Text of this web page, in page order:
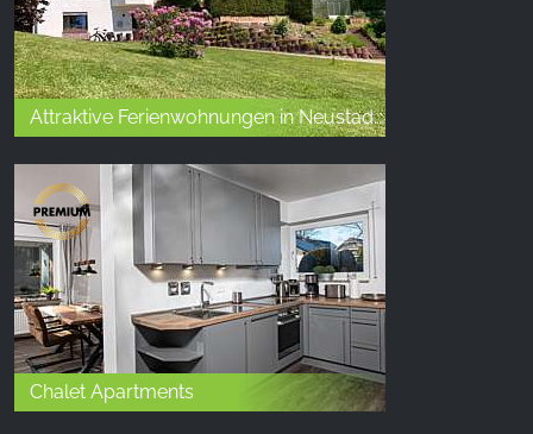
Attraktive Ferienwohnungen in Neustadt/Harz
Chalet Apartments